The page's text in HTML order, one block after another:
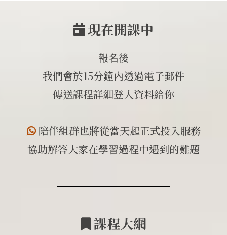
現在開課中
報名後
我們會於15分鐘內透過電子郵件
傳送課程詳細登入資料給你
陪伴組群也將從當天起正式投入服務
協助解答大家在學習過程中遇到的難題
課程大網